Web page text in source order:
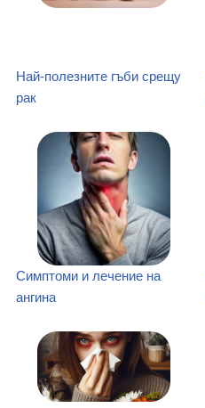
Най-полезните гъби срещу
рак
Симптоми и лечение на
ангина